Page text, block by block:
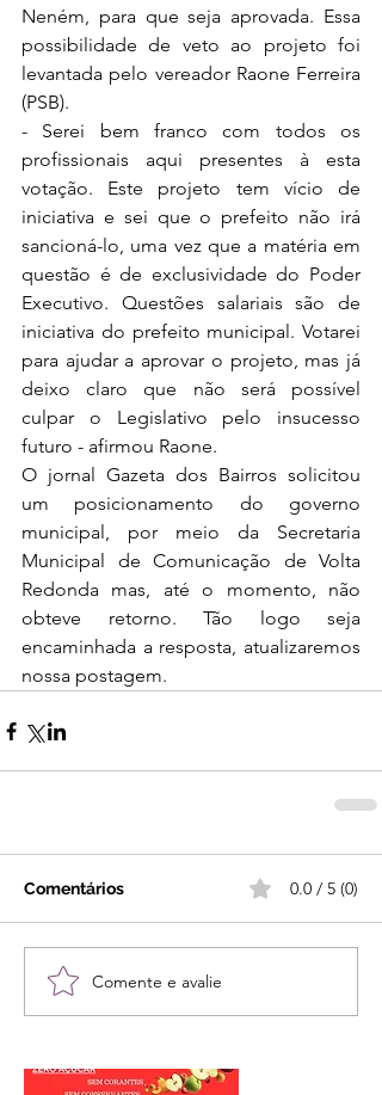
Neném, para que seja aprovada. Essa
possibilidade de veto ao projeto foi
levantada pelo vereador Raone Ferreira
(PSB).
- Serei bem franco com todos os
profissionais aqui presentes à esta
votação. Este projeto tem vício de
iniciativa e sei que o prefeito não irá
sancioná-lo, uma vez que a matéria em
questão é de exclusividade do Poder
Executivo. Questões salariais são de
iniciativa do prefeito municipal. Votarei
para ajudar a aprovar o projeto, mas já
deixo claro que não será possível
culpar o Legislativo pelo insucesso
futuro - afirmou Raone.
O jornal Gazeta dos Bairros solicitou
um posicionamento do governo
municipal, por meio da Secretaria
Municipal de Comunicação de Volta
Redonda mas, até o momento, não
obteve retorno. Tão logo seja
encaminhada a resposta, atualizaremos
nossa postagem.
Comentários 0.0 / 5 (0)
Comente e avalie